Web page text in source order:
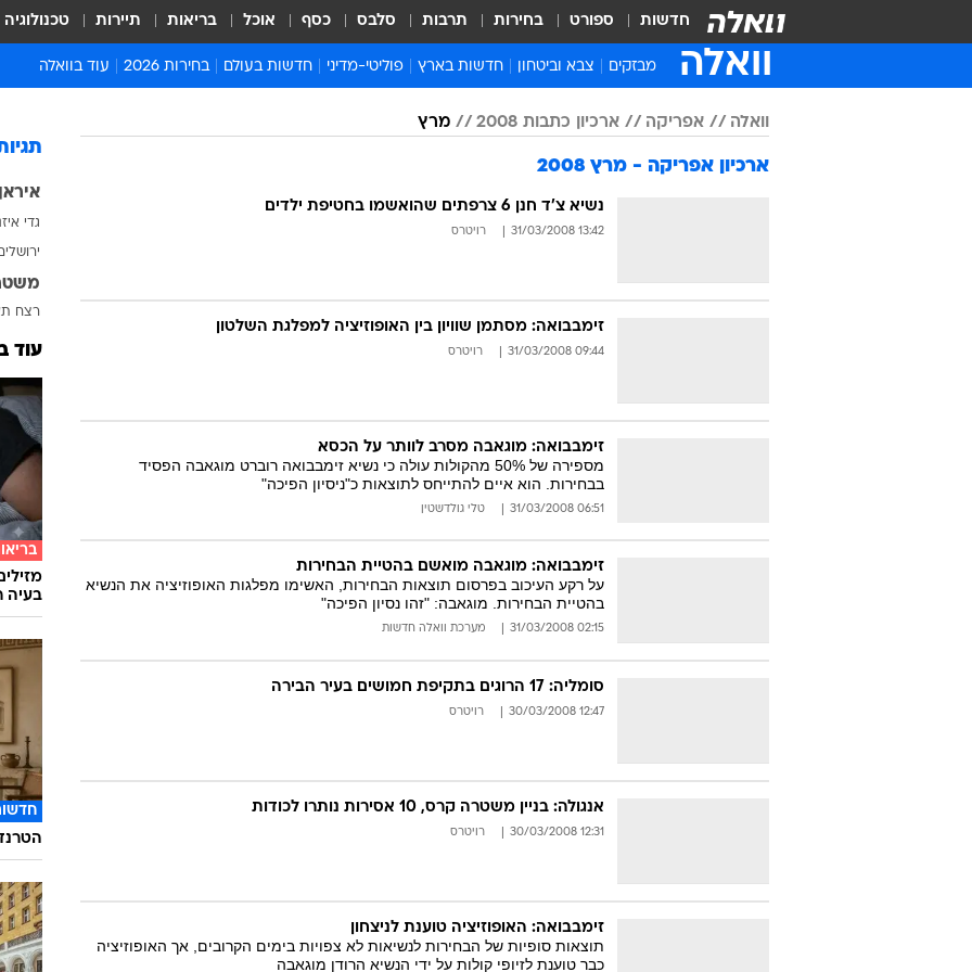
חדשות ספורט בחירות תרבות סלבס כסף אוכל בריאות תיירות טכנולוגיה
וואלה מבזקים צבא וביטחון חדשות בארץ
חדשות פלילים ומשפט
ישראלים בחו"ל
בריאות
פוליטי-מדיני
יחסי חוץ
חדשות בעולם
אירופה
אסיה והפסיפיק
בחירות 2026 עוד בוואלה
סרי ושלזינגר
אסור לפספס
ארכיון מדורים
חדשות יהדות
חדשות המשפט
וואלה אפריקה ארכיון כתבות 2008 מרץ
ארכיון אפריקה - מרץ 2008
נשיא צ'ד חנן 6 צרפתים שהואשמו בחטיפת ילדים
13:42 31/03/2008 רויטרס
זימבבואה: מסתמן שוויון בין האופוזיציה למפלגת השלטון
09:44 31/03/2008 רויטרס
זימבבואה: מוגאבה מסרב לוותר על הכסא
מספירה של 50% מהקולות עולה כי נשיא זימבבואה רוברט מוגאבה הפסיד
בבחירות. הוא איים להתייחס לתוצאות כ"ניסיון הפיכה"
06:51 31/03/2008 טלי גולדשטין
זימבבואה: מוגאבה מואשם בהטיית הבחירות
על רקע העיכוב בפרסום תוצאות הבחירות, האשימו מפלגות האופוזיציה את הנשיא
בהטיית הבחירות. מוגאבה: "זהו נסיון הפיכה"
02:15 31/03/2008 מערכת וואלה חדשות
סומליה: 17 הרוגים בתקיפת חמושים בעיר הבירה
12:47 30/03/2008 רויטרס
אנגולה: בניין משטרה קרס, 10 אסירות נותרו לכודות
12:31 30/03/2008 רויטרס
זימבבואה: האופוזיציה טוענת לניצחון
תוצאות סופיות של הבחירות לנשיאות לא צפויות בימים הקרובים, אך האופוזיציה
כבר טוענת לזיופי קולות על ידי הנשיא הרודן מוגאבה
איראן
גדי
ירושלים
רצח
עוד
בעיה